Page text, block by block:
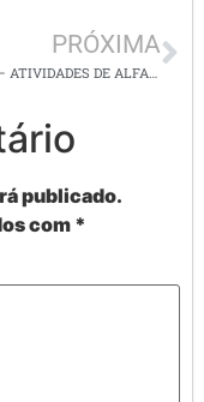
PRÓXIMA
publicado.
com *